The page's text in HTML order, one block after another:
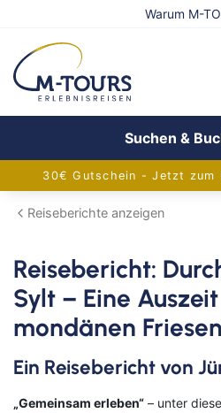
Warum M-
Suchen &
30€ Gutschein - Jetzt zum
Zurück
Reiseangebote anzeigen
Alleinreisende
Aktivreisen
Zurück
Flug anzeigen
Griechenland
Europa
Zurück
Schiff anzeigen
AIDA Verlockung der
Flusskreuzfahrten
Reiseberichte anzeigen
Reisebericht:
Sylt – Eine
mondänen
Ein Reisebericht von
„Gemeinsam erleben“ – unter